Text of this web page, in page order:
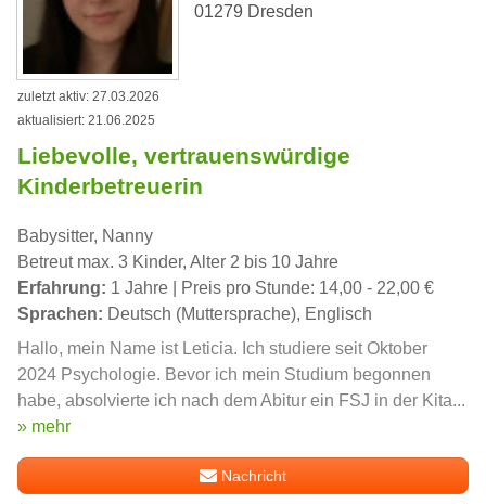
01279 Dresden
zuletzt aktiv: 27.03.2026
aktualisiert: 21.06.2025
Liebevolle, vertrauenswürdige
Kinderbetreuerin
Babysitter, Nanny
Betreut max. 3 Kinder, Alter 2 bis 10 Jahre
Erfahrung: 1 Jahre | Preis pro Stunde: 14,00 - 22,00 €
Sprachen: Deutsch (Muttersprache), Englisch
Hallo, mein Name ist Leticia. Ich studiere seit Oktober
2024 Psychologie. Bevor ich mein Studium begonnen
habe, absolvierte ich nach dem Abitur ein FSJ in der Kita...
» mehr
Nachricht